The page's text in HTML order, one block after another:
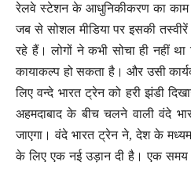
रेलवे स्टेशन के आधुनिकीकरण का काम
जब से सोशल मीडिया पर इसकी
रहे हैं। लोगों ने कभी सोचा ही नहीं
कायाकल्प हो सकता है। और उसी
लिए वन्दे भारत ट्रेन को हरी झंडी
अहमदाबाद के बीच चलने वाली वंदे
जाएगा। वंदे भारत ट्रेन ने, देश के
के लिए एक नई उड़ान दी है। एक समय